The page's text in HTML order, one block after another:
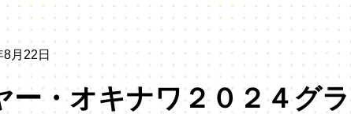
月22日
ー・オキナワ２０２４グラ